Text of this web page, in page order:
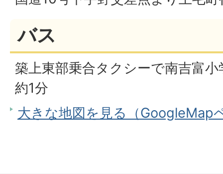
バス
築上東部乗合タクシーで南吉富
約1分
大きな地図を見る（GoogleMap